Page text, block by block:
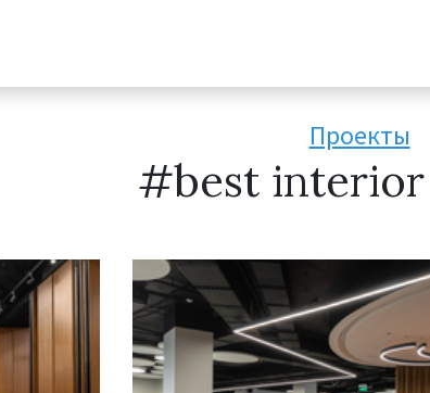
Проекты
#best